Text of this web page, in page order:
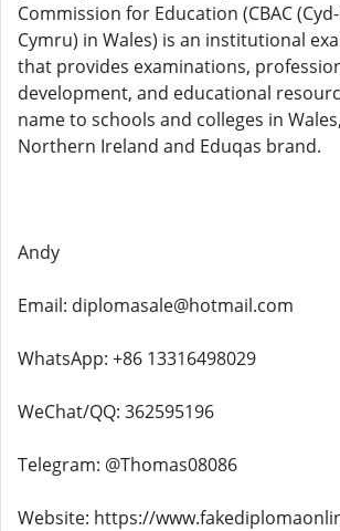
Commission for Education (CBAC
Cymru) in Wales) is an institutional
that provides examinations,
development, and educational
name to schools and colleges in
Northern Ireland and Eduqas brand.
Andy
Email: diplomasale@hotmail.com
WhatsApp: +86 13316498029
WeChat/QQ: 362595196
Telegram: @Thomas08086
Website: https://